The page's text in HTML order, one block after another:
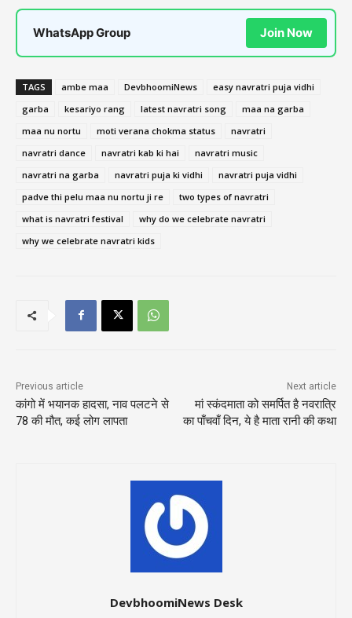
WhatsApp Group Join Now
TAGS ambe maa DevbhoomiNews
easy navratri puja vidhi
garba
kesariyo rang latest navratri song
maa na garba
maa nu nortu
moti verana chokma status
navratri
navratri dance
navratri kab ki hai
navratri music
navratri na garba
navratri puja ki vidhi
navratri puja vidhi
padve thi pelu maa nu nortu ji re
two types of navratri
what is navratri festival
why do we celebrate navratri
why we celebrate navratri kids
Previous article
कांगो में भयानक हादसा, नाव पलटने से
78 की मौत, कई लोग लापता
Next article
मां स्कंदमाता को समर्पित है नवरात्रि
का पाँचवाँ दिन, ये है माता रानी की कथा
DevbhoomiNews Desk